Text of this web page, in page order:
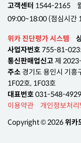
고객센터 1544-2165
09:00~18:00 (점심시간
위카 진단평가 시스템
사업자번호 755-81-
통신판매업신고제
주소 경기도 용인시 기흥
1F02호, 1F03호
대표번호031-548-4929
이용약관
개인정보처리
Copyright © 2026위카